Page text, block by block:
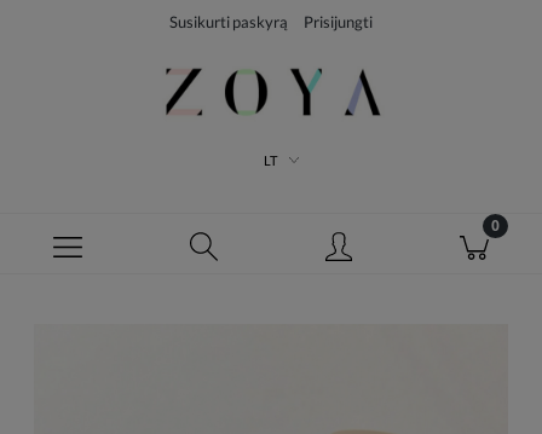
Susikurti paskyrą Prisijungti
LT